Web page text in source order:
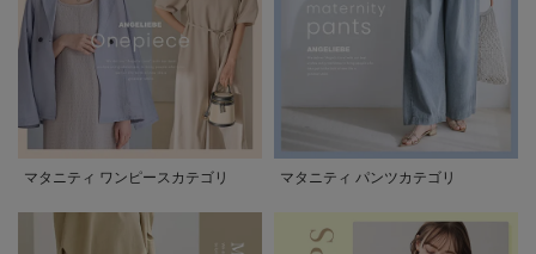
マタニティ ワンピースカテゴリ マタニティ パンツカテゴリ